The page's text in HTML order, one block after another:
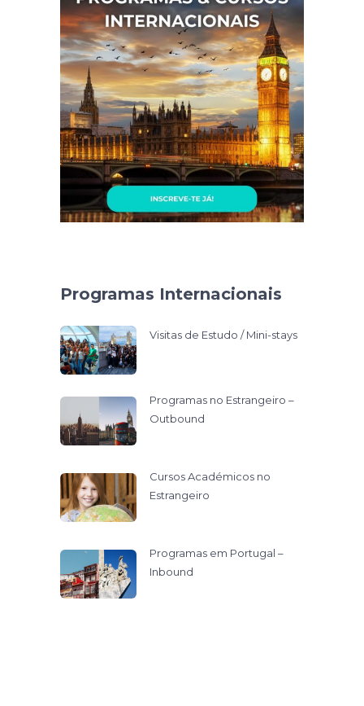
Programas Internacionais
Visitas de Estudo / Mini-stays
Programas no Estrangeiro –
Outbound
Cursos Académicos no
Estrangeiro
Programas em Portugal –
Inbound